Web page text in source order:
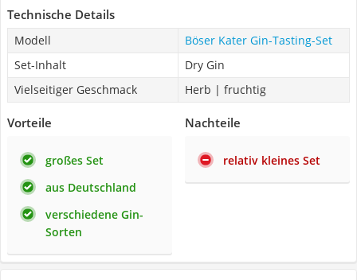
Technische Details
Modell
Böser Kater Gin-Tasting-Set
Set-Inhalt
Dry Gin
Vielseitiger Geschmack
Herb | fruchtig
Vorteile
großes Set
aus Deutschland
verschiedene Gin-
Sorten
Nachteile
relativ kleines Set